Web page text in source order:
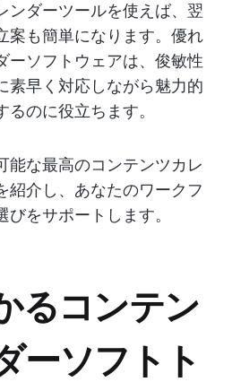
ンダーツールを使えば、翌
案も簡単になります。優れ
ーソフトウェアは、俊敏性
素早く対応しながら魅力的
のに役立ちます。
能な最高のコンテンツカレ
紹介し、あなたのワークフ
をサポートします。
るコンテン
ーソフトト